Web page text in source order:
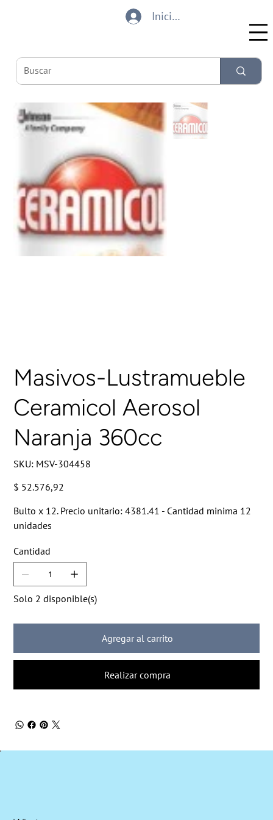
Iniciar sesión
Masivos-Lustramueble
Ceramicol Aerosol
Naranja 360cc
SKU: SKU
MSV-
MSV-304458
Precio
$ 52.576,92
Bulto x 12. Precio unitario: 4381.41 - Cantidad minima 12
unidades
Cantidad
Solo 2 disponible(s)
Agregar al carrito
Realizar compra